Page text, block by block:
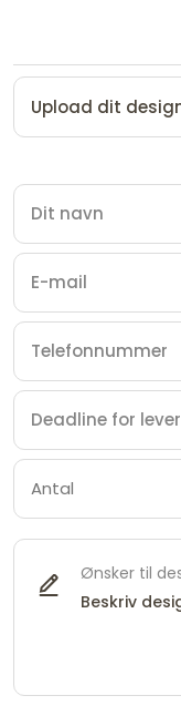
Upload dit
Ønsker til